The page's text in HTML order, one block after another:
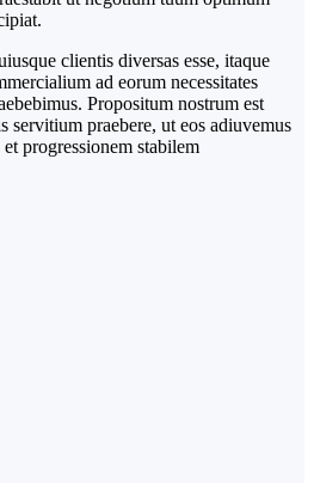
clientis diversas esse, itaque
ad eorum necessitates
Propositum nostrum est
servitium praebere, ut eos adiuvemus
progressionem stabilem